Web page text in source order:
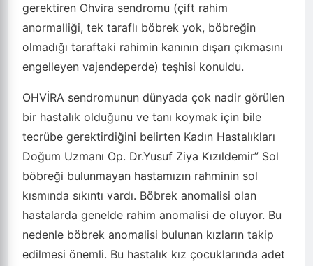
gerektiren Ohvira sendromu (çift rahim
anormalliği, tek taraflı böbrek yok, böbreğin
olmadığı taraftaki rahimin kanının dışarı çıkmasını
engelleyen vajendeperde) teşhisi konuldu.
OHVİRA sendromunun dünyada çok nadir görülen
bir hastalık olduğunu ve tanı koymak için bile
tecrübe gerektirdiğini belirten Kadın Hastalıkları
Doğum Uzmanı Op. Dr.Yusuf Ziya Kızıldemir” Sol
böbreği bulunmayan hastamızın rahminin sol
kısmında sıkıntı vardı. Böbrek anomalisi olan
hastalarda genelde rahim anomalisi de oluyor. Bu
nedenle böbrek anomalisi bulunan kızların takip
edilmesi önemli. Bu hastalık kız çocuklarında adet